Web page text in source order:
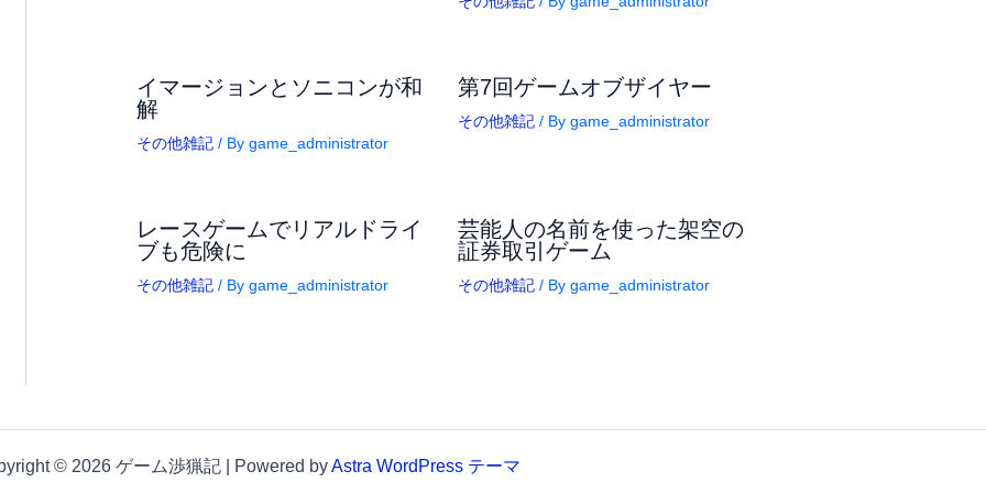
イマージョンとソニコンが和
解
その他雑記 / By game_administrator
第7回ゲームオブザイヤー
その他雑記 / By game_administrator
レースゲームでリアルドライ
ブも危険に
その他雑記 / By game_administrator
芸能人の名前を使った架空の
証券取引ゲーム
その他雑記 / By game_administrator
© 2026 ゲーム渉猟記 | Powered byAstra WordPress テーマ